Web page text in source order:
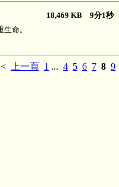
18,469 KB 9分1
命。
< 上一頁 1 ... 4 5 6 7 8 9